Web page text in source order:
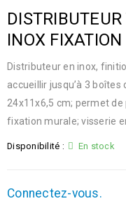
INOX
Distributeur en inox,
accueillir jusqu’à 3 boîtes
24x11x6,5 cm; permet
fixation murale; visserie
Disponibilité : En stock
Connectez-vous.